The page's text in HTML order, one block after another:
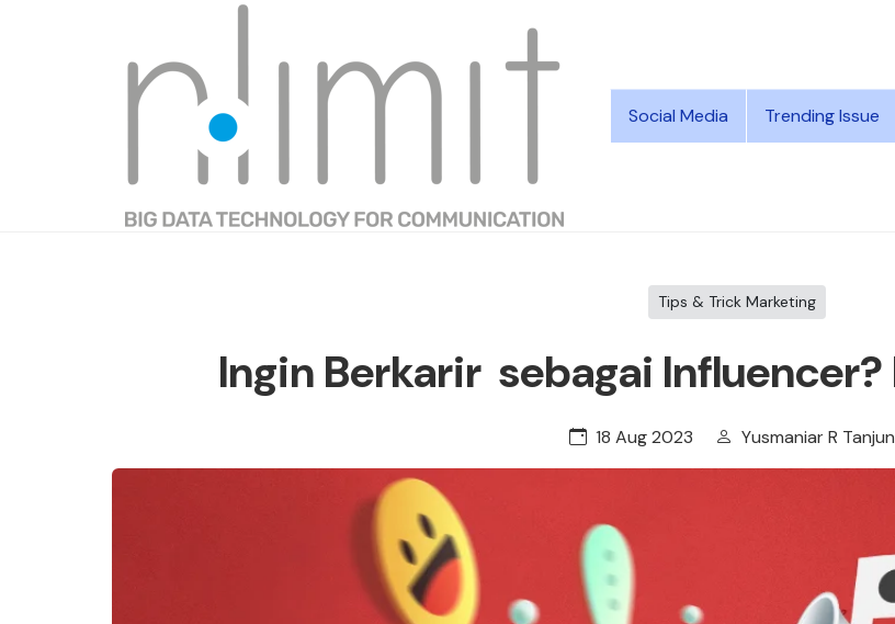
Social Media Trending Issue
Tips & Trick Marketing
Ingin Berkarir sebagai Influencer?
18 Aug 2023 Yusmaniar R